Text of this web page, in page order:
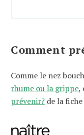
Comment
Comme le nez
rhume ou la grippe,
prévenir? de la